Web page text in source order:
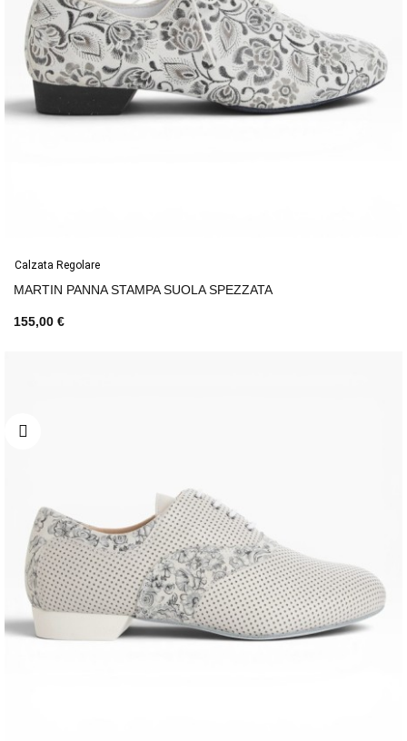
Calzata Regolare
MARTIN PANNA STAMPA SUOLA SPEZZATA
155,00 €